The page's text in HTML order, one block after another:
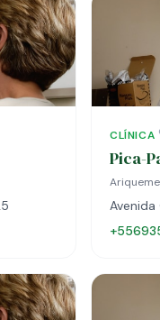
CLÍNICA
Pica-
Avenida